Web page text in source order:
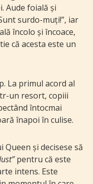
Aude foială și
surdo-muți!”, iar
încolo și încoace,
că acesta este un
La primul acord al
un resort, copiii
întocmai
înapoi în culise.
Queen și decisese să
pentru că este
intens. Este